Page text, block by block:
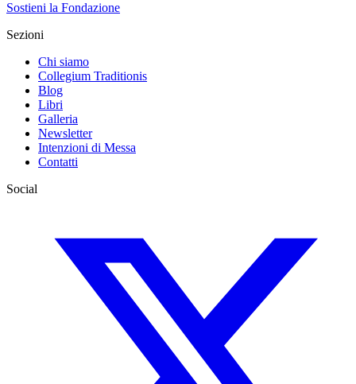
Sostieni la Fondazione
Sezioni
Chi siamo
Collegium Traditionis
Blog
Libri
Galleria
Newsletter
Intenzioni di Messa
Contatti
Social